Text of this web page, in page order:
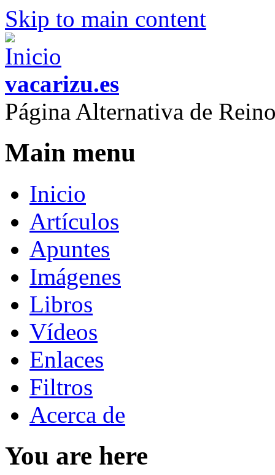
Skip to main content
vacarizu.es
Página Alternativa de
Main menu
Inicio
Artículos
Apuntes
Imágenes
Libros
Vídeos
Enlaces
Filtros
Acerca de
You are here